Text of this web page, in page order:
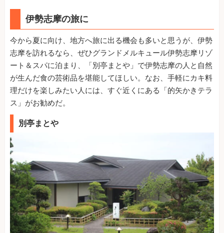
伊勢志摩の旅に
今から夏に向け、地方へ旅に出る機会も多いと思うが、伊勢
志摩を訪れるなら、ぜひグランドメルキュール伊勢志摩リゾ
ート＆スパに泊まり、「別亭まとや」で伊勢志摩の人と自然
が生んだ食の芸術品を堪能してほしい。なお、手軽にカキ料
理だけを楽しみたい人には、すぐ近くにある「的矢かきテラ
ス」がお勧めだ。
別亭まとや